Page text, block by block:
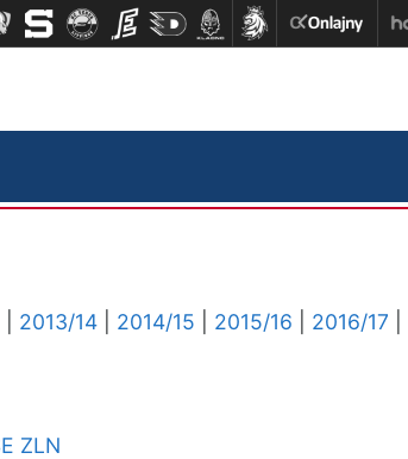
2013/14 2014/15 2015/16 2016/17
ZLN